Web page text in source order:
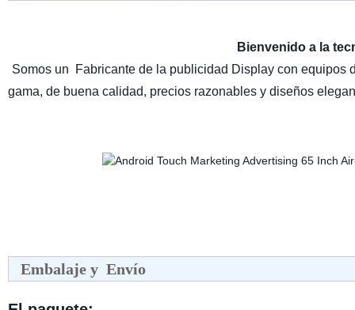
Bienvenido a la
Somos un Fabricante de la publicidad Display con equipos
gama, de buena calidad, precios razonables y diseños
Embalaje y Envío